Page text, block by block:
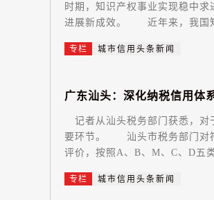
时期，知识产权事业实现稳中
进展新成效。 近年来，我国
专栏 城市信用头条新闻
广东汕头： 深化纳税信用 体
记者从汕头税务部门获悉，对
要环节。 汕头市税务部门对符
评价，按照A、B、M、C、D五
专栏 城市信用头条新闻